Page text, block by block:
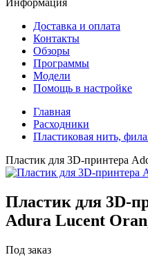
Информация
Доставка и оплата
Контакты
Обзоры
Программы
Модели
Помощь в настройке
Главная
Расходники
Пластиковая нить,
Пластик для 3D-принтера
Пластик для 3D-
Adura Lucent
Под заказ